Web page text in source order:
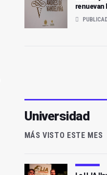
renuevan
Universidad
MÁS VISTO ESTE MES